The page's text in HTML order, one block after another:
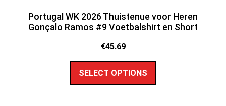
Portugal WK 2026 Thuistenue voor Heren
Gonçalo Ramos #9 Voetbalshirt en Short
€45.69
SELECT OPTIONS